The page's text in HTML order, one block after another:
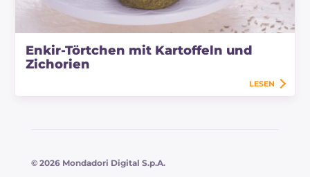
Enkir-Törtchen mit Kartoffeln und
Zichorien
LESEN
© 2026 Mondadori Digital S.p.A.